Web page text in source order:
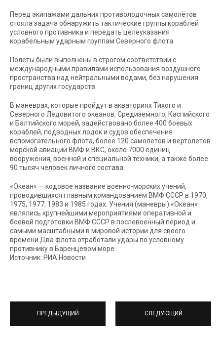
Перед экипажами дальних противолодочных самолётов
стояла задача обнаружить тактические группы кораблей
условного противника и передать целеуказания
корабельным ударным группам Северного флота.
Полеты были выполнены в строгом соответствии с
международными правилами использования воздушного
пространства над нейтральными водами, без нарушения
границ других государств.
В маневрах, которые пройдут в акваториях Тихого и
Северного Ледовитого океанов, Средиземного, Каспийского
и Балтийского морей, задействовано более 400 боевых
кораблей, подводных лодок и судов обеспечения
вспомогательного флота, более 120 самолетов и вертолетов
морской авиации ВМФ и ВКС, около 7000 единиц
вооружения, военной и специальной техники, а также более
90 тысяч человек личного состава.
«Океан» — кодовое название военно-морских учений,
проводившихся главным командованием ВМФ СССР в 1970,
1975, 1977, 1983 и 1985 годах. Учения (маневры) «Океан»
являлись крупнейшими мероприятиями оперативной и
боевой подготовки ВМФ СССР в послевоенный период и
самыми масштабными в мировой истории для своего
времени.Два флота отработали удары по условному
противнику в Баренцевом море
Источник: РИА Новости
ПРЕДЫДУЩИЙ СЛЕДУЮЩИЙ